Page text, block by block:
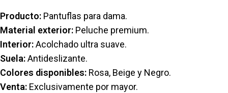
Producto: Pantuflas para dama.
Material exterior: Peluche premium.
Interior:Acolchado ultra suave.
Suela:Antideslizante.
Colores disponibles: Rosa, Beige y Negro.
Venta: Exclusivamente por mayor.